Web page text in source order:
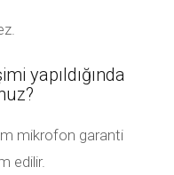
yapıldığında
mikrofon garanti
edilir.